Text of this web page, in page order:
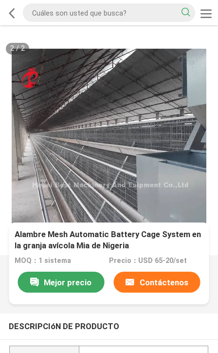
2/2
Alambre Mesh Automatic Battery Cage System en
la granja avícola Mia de Nigeria
MOQ：1 sistema Precio：USD 65-20/set
Mejor precio Contáctenos
DESCRIPCIóN DE PRODUCTO